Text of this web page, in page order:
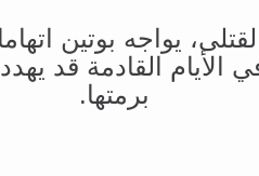
يواجه بوتين
الأيام القادمة قد
برمتها.